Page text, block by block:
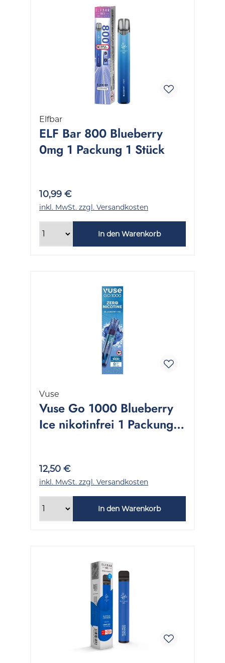
Elfbar
ELF Bar 800 Blueberry
0mg 1 Packung 1 Stück
10,99 €
inkl. MwSt. zzgl. Versandkosten
In den Warenkorb
Vuse
Vuse Go 1000 Blueberry
Ice nikotinfrei 1 Packung 1
12,50 €
inkl. MwSt. zzgl. Versandkosten
In den Warenkorb